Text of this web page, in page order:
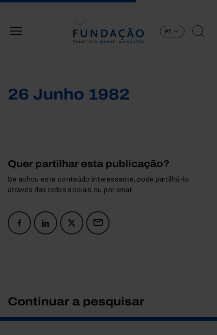
PT
26 Junho 1982
Quer partilhar esta publicação?
Se achou este conteúdo interessante, pode partilhá-lo
através das redes sociais ou por email.
Continuar a pesquisar